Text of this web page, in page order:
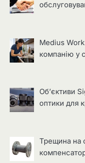
Medius
компанію у
Об’єктиви
оптики для
Трещина на